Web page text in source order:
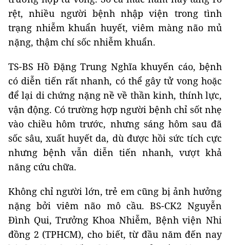
rệt, nhiều người bệnh nhập viện trong tình
trạng nhiễm khuẩn huyết, viêm màng não mủ
nặng, thậm chí sốc nhiễm khuẩn.
TS-BS Hồ Đặng Trung Nghĩa khuyến cáo, bệnh
có diễn tiến rất nhanh, có thể gây tử vong hoặc
để lại di chứng nặng nề về thần kinh, thính lực,
vận động. Có trường hợp người bệnh chỉ sốt nhẹ
vào chiều hôm trước, nhưng sáng hôm sau đã
sốc sâu, xuất huyết da, dù được hồi sức tích cực
nhưng bệnh vẫn diễn tiến nhanh, vượt khả
năng cứu chữa.
Không chỉ người lớn, trẻ em cũng bị ảnh hưởng
nặng bởi viêm não mô cầu. BS-CK2 Nguyễn
Đình Qui, Trưởng Khoa Nhiễm, Bệnh viện Nhi
đồng 2 (TPHCM), cho biết, từ đầu năm đến nay